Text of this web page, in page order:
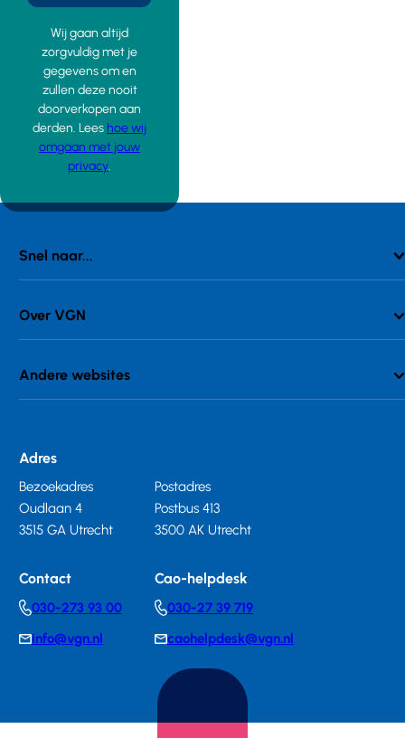
Wij gaan altijd
zorgvuldig met je
gegevens om en
zullen deze nooit
doorverkopen aan
derden. Lees hoe wij
omgaan met jouw
privacy.
Snel naar...
Over VGN
Andere websites
Adres
Bezoekadres
Oudlaan 4
3515 GA Utrecht
Postadres
Postbus 413
3500 AK Utrecht
Contact
Telephonenumber
030-273 93 00
E-info@vgn.nl
Cao-helpdesk
Telephonenumber
030-27 39 719
E-caohelpdesk@vgn.nl